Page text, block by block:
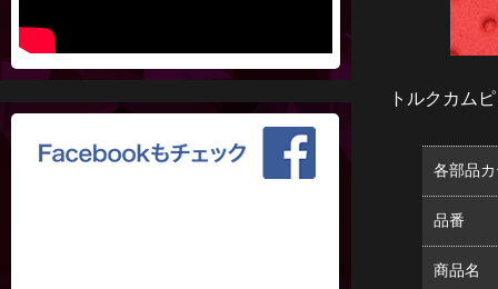
トルクカム
各部品
品番
商品名